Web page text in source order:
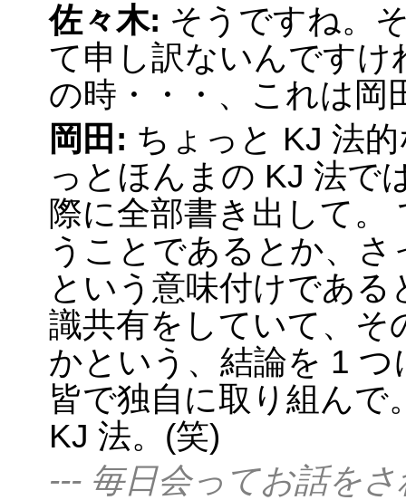
佐々木: そうですね。
て申し訳ないんです
の時・・・、これは岡
岡田: ちょっと KJ 法
っとほんまの KJ 法で
際に全部書き出して
うことであるとか、
という意味付けであ
識共有をしていて、
かという、結論を 1
皆で独自に取り組んで
KJ 法。(笑)
--- 毎日会ってお話を